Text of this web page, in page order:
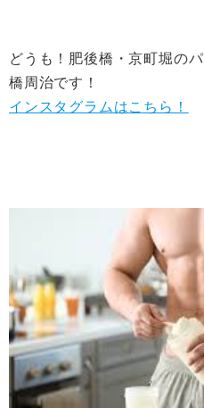
どうも！肥後橋・京町堀の
橋周治です！
インスタグラムはこちら！